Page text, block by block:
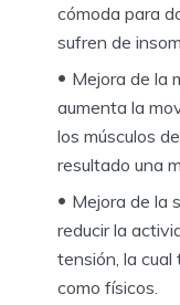
cómoda para
sufren de
Mejora de la
aumenta la
los músculos
resultado una
Mejora de la
reducir la
tensión, la
como físicos.